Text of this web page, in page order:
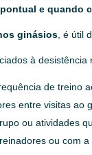
e quando
ginásios , é útil
à desistência
de treino
entre visitas ao
ou atividades
ou com a